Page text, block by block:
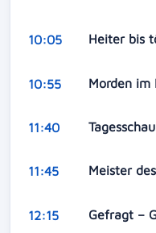
10:05 Heiter bis
10:55 Morden im
11:40 Tagesschau
11:45 Meister
12:15 Gefragt –